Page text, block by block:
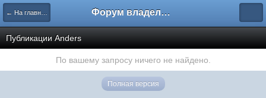
← На главную Форум владельцев интернет-магазинов
Публикации Anders
По вашему запросу ничего не найдено.
Полная версия